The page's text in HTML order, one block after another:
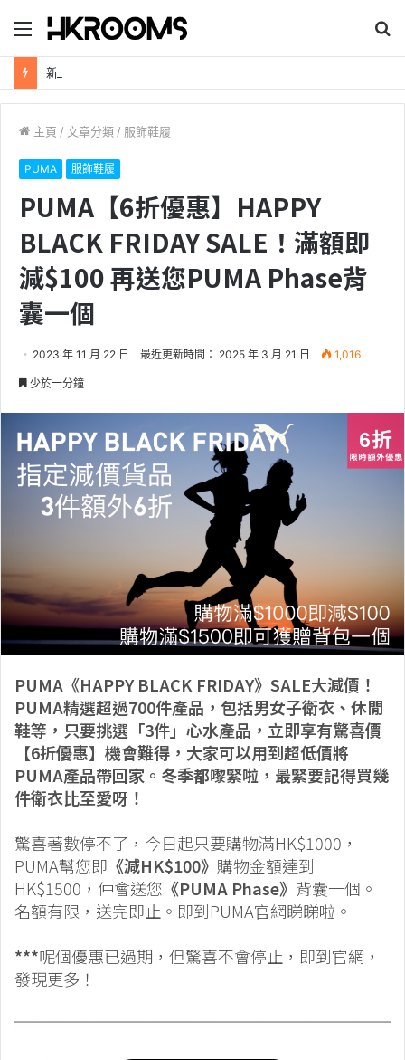
目
錄
尋
主頁 / 文章分類 / 服飾鞋履
PUMA 服飾鞋履
PUMA【6折優惠】HAPPY
BLACK FRIDAY SALE！滿額即
減$100 再送您PUMA Phase背
囊一個
2023 年 11 月 22 日 最近更新時間： 2025 年 3 月 21 日 1,016
少於一分鐘
PUMA《HAPPY BLACK FRIDAY》SALE大減價！
PUMA精選超過700件產品，包括男女子衛衣、休閒
鞋等，只要挑選「3件」心水產品，立即享有驚喜價
【6折優惠】機會難得，大家可以用到超低價將
PUMA產品帶回家。冬季都嚟緊啦，最緊要記得買幾
件衛衣比至愛呀！
驚喜著數停不了，今日起只要購物滿HK$1000，
PUMA幫您即 《減HK$100》 購物金額達到
HK$1500，仲會送您 《PUMA Phase》 背囊一個。
名額有限，送完即止。即到PUMA官網睇睇啦。
***呢個優惠已過期，但驚喜不會停止，即到官網，
發現更多！